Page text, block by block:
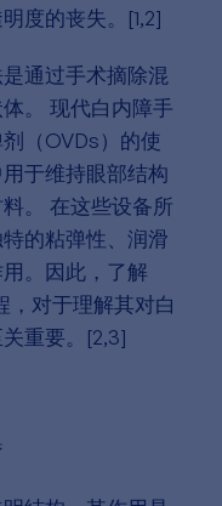
度的丧失。[1,2]
通过手术摘除混
。 现代白内障手
（OVDs）的使
于维持眼部结构
。 在这些设备所
的粘弹性、润滑
。因此，了解
，对于理解其对白
重要。[2,3]